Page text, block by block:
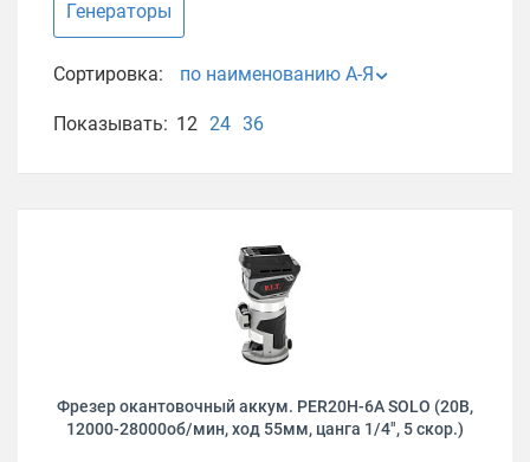
Генераторы
Сортировка: по наименованию А-Я
Показывать: 12 24 36
Фрезер окантовочный аккум. PER20H-6A SOLO (20В,
12000-28000об/мин, ход 55мм, цанга 1/4", 5 скор.)